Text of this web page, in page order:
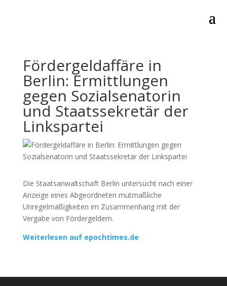
Fördergeldaffäre in
Berlin: Ermittlungen
gegen Sozialsenatorin
und Staatssekretär der
Linkspartei
Die Staatsanwaltschaft Berlin untersucht nach einer
Anzeige eines Abgeordneten mutmaßliche
Unregelmäßigkeiten im Zusammenhang mit der
Vergabe von Fördergeldern.
Weiterlesen auf epochtimes.de